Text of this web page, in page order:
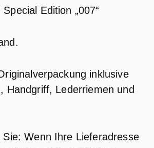
Edition „007“
inklusive
Handgriff, Lederriemen und
Sie: Wenn Ihre Lieferadresse